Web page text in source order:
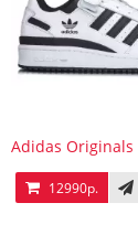
Adidas Originals
12990р.